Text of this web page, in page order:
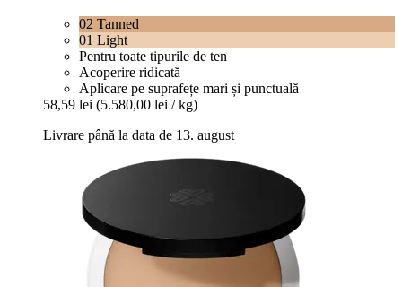
02 Tanned
01 Light
Pentru toate tipurile de ten
Acoperire ridicată
Aplicare pe suprafețe mari și punctuală
58,59 lei (5.580,00 lei / kg)
Livrare până la data de 13. august